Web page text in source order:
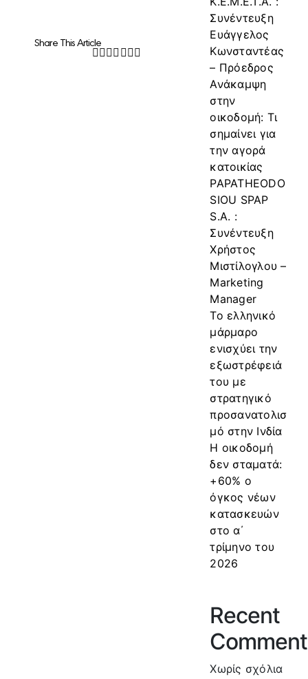
Share This Article
Facebook
Twitter
LinkedIn
WhatsApp
Tumblr
Pinterest
Συνέντευξη
Ευάγγελος
Κωνσταντέας
– Πρόεδρος
Ανάκαμψη
στην
οικοδομή: Τι
σημαίνει για
την αγορά
κατοικίας
PAPATHEODO
SIOU SPAP
S.A. :
Συνέντευξη
Χρήστος
Μιστίλογλου –
Marketing
Manager
Το ελληνικό
μάρμαρο
ενισχύει την
εξωστρέφειά
του με
στρατηγικό
προσανατολισ
μό στην Ινδία
Η οικοδομή
δεν σταματά:
+60% ο
όγκος νέων
κατασκευών
στο α΄
τρίμηνο του
2026
Recent
Χωρίς σχόλια